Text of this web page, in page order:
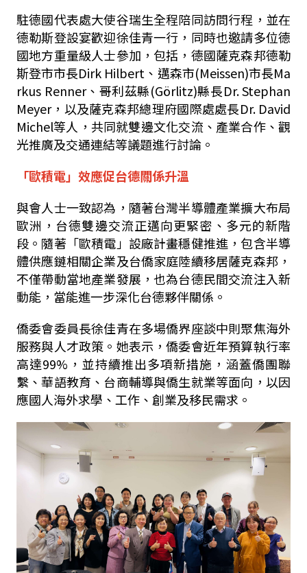
駐德國代表處大使谷瑞生全程陪同訪問行程，並在
德勒斯登設宴歡迎徐佳青一行，同時也邀請多位德
國地方重量級人士參加，包括，德國薩克森邦德勒
斯登市市長Dirk Hilbert 、邁森市(Meissen)市長Ma
rkus Renner、哥利茲縣(Görlitz)縣長Dr. Stephan
Meyer，以及薩克森邦總理府國際處處長Dr. David
Michel等人，共同就雙邊文化交流、產業合作、觀
光推廣及交通連結等議題進行討論。
「歐積電」效應促台德關係升溫
與會人士一致認為，隨著台灣半導體產業擴大布局
歐洲，台德雙邊交流正邁向更緊密、多元的新階
段。隨著「歐積電」設廠計畫穩健推進，包含半導
體供應鏈相關企業及台僑家庭陸續移居薩克森邦，
不僅帶動當地產業發展，也為台德民間交流注入新
動能，當能進一步深化台德夥伴關係。
僑委會委員長徐佳青在多場僑界座談中則聚焦海外
服務與人才政策。她表示，僑委會近年預算執行率
高達99% ，並持續推出多項新措施，涵蓋僑團聯
繫、華語教育、台商輔導與僑生就業等面向，以因
應國人海外求學、工作、創業及移民需求。